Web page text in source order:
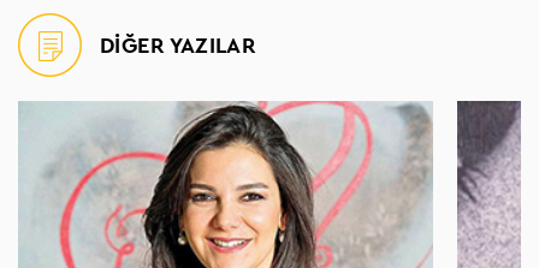
DİĞER YAZILAR